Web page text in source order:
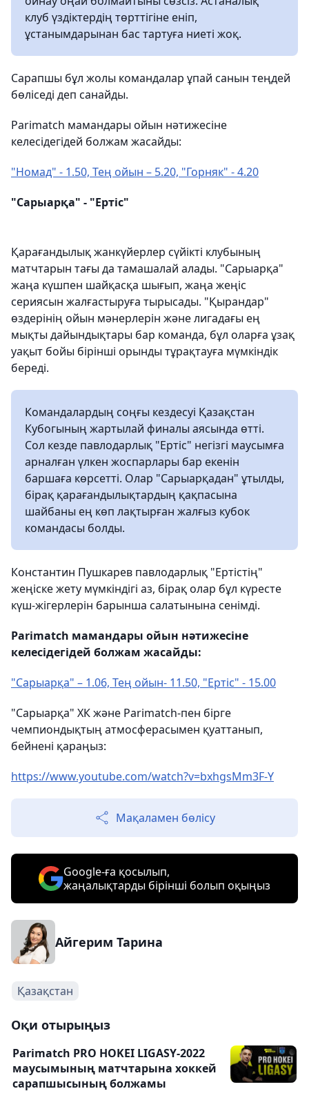
клуб үздіктердің төрттігіне еніп,
ұстанымдарынан бас тартуға ниеті жоқ.
Сарапшы бұл жолы командалар ұпай санын теңдей
бөліседі деп санайды.
Parimatch мамандары ойын нәтижесіне
келесідегідей болжам жасайды:
"Номад" - 1.50, Тең ойын – 5.20, "Горняк" - 4.20
"Сарыарқа" - "Ертіс"
Қарағандылық жанкүйерлер сүйікті клубының
матчтарын тағы да тамашалай алады. "Сарыарқа"
жаңа күшпен шайқасқа шығып, жаңа жеңіс
сериясын жалғастыруға тырысады. "Қырандар"
өздерінің ойын мәнерлерін және лигадағы ең
мықты дайындықтары бар команда, бұл оларға ұзақ
уақыт бойы бірінші орынды тұрақтауға мүмкіндік
береді.
Командалардың соңғы кездесуі Қазақстан
Кубогының жартылай финалы аясында өтті.
Сол кезде павлодарлық "Ертіс" негізгі маусымға
арналған үлкен жоспарлары бар екенін
баршаға көрсетті. Олар "Сарыарқадан" ұтылды,
бірақ қарағандылықтардың қақпасына
шайбаны ең көп лақтырған жалғыз кубок
командасы болды.
Константин Пушкарев павлодарлық "Ертістің"
жеңіске жету мүмкіндігі аз, бірақ олар бұл күресте
күш-жігерлерін барынша салатынына сенімді.
Parimatch мамандары ойын нәтижесіне
келесідегідей болжам жасайды:
"Сарыарқа" – 1.06, Тең ойын- 11.50, "Ертіс" - 15.00
"Сарыарқа" ХК және Parimatch-пен бірге
чемпиондықтың атмосферасымен қуаттанып,
бейнені қараңыз:
https://www.youtube.com/watch?v=bxhgsMm3F-Y
Мақаламен бөлісу
Google-ға қосылып,
жаңалықтарды бірінші болып оқыңыз
Айгерим Тарина
Қазақстан
Оқи отырыңыз
Parimatch PRO HOKEI LIGASY-2022
маусымының матчтарына хоккей
сарапшысының болжамы